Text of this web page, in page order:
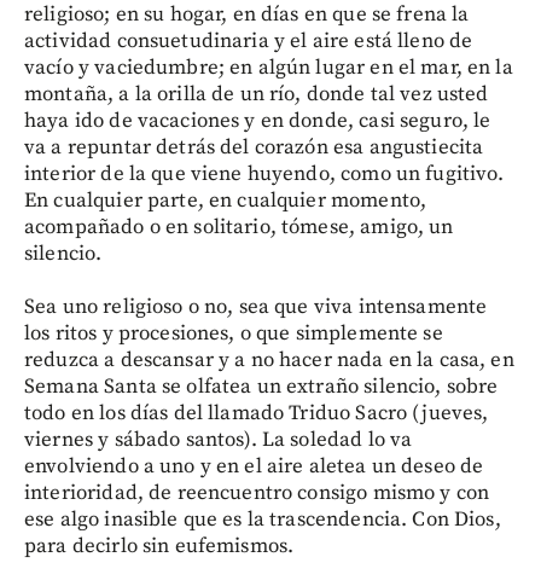
religioso; en su hogar, en días en que se frena la
actividad consuetudinaria y el aire está lleno de
vacío y vaciedumbre; en algún lugar en el mar, en la
montaña, a la orilla de un río, donde tal vez usted
haya ido de vacaciones y en donde, casi seguro, le
va a repuntar detrás del corazón esa angustiecita
interior de la que viene huyendo, como un fugitivo.
En cualquier parte, en cualquier momento,
acompañado o en solitario, tómese, amigo, un
silencio.
Sea uno religioso o no, sea que viva intensamente
los ritos y procesiones, o que simplemente se
reduzca a descansar y a no hacer nada en la casa, en
Semana Santa se olfatea un extraño silencio, sobre
todo en los días del llamado Triduo Sacro (jueves,
viernes y sábado santos). La soledad lo va
envolviendo a uno y en el aire aletea un deseo de
interioridad, de reencuentro consigo mismo y con
ese algo inasible que es la trascendencia. Con Dios,
para decirlo sin eufemismos.